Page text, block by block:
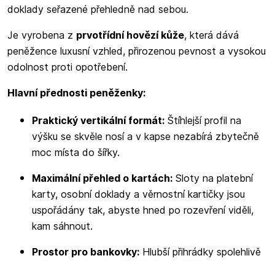
doklady seřazené přehledně nad sebou.
Je vyrobena z prvotřídní hovězí kůže, která dává
peněžence luxusní vzhled, přirozenou pevnost a vysokou
odolnost proti opotřebení.
Hlavní přednosti peněženky:
Praktický vertikální formát: Štíhlejší profil na
výšku se skvěle nosí a v kapse nezabírá zbytečně
moc místa do šířky.
Maximální přehled o kartách: Sloty na platební
karty, osobní doklady a věrnostní kartičky jsou
uspořádány tak, abyste hned po rozevření viděli,
kam sáhnout.
Prostor pro bankovky: Hlubší přihrádky spolehlivě